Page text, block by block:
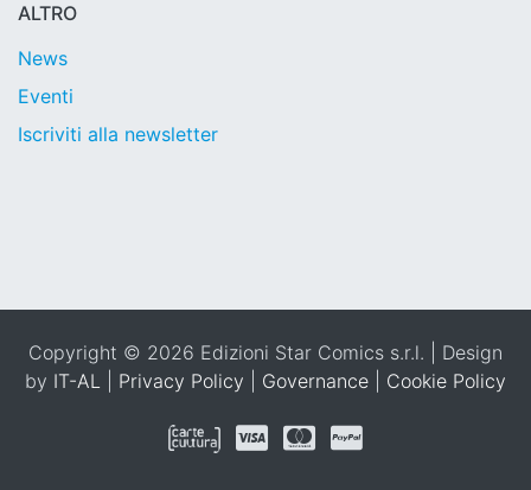
ALTRO
News
Eventi
Iscriviti alla newsletter
Copyright © 2026 Edizioni Star Comics s.r.l. | Design
by IT-AL Privacy Policy Governance Cookie Policy